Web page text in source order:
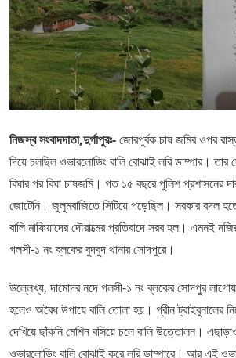
নিজস্ব সংবাদদাতা,দুর্গাপুরঃ-জোরপুর্বক চাষ জমির ওপর
দিয়ে চলছিল ওভারলোডিং বালি বোঝাই লরি ডাম্পার। তার
বিঘার পর বিঘা চাষজমি। গত ১৫ বছরে পুলিশ প্রশাসনের
জোটেনি। জুলুমবাজিতে সিটিয়ে পড়েছিল। সরকার বদল
বালি মাফিয়াদের দৌরাত্মের প্রতিবাদে সরব হল। এমনই
গলসী-১ নং ব্লকের বুদবুদ থানার সোদপুরে।
উল্লেখ্য, দামোদর নদে গলসী-১ নং ব্লকের সোদপুর লাগোয়া
হলেও অবৈধ উপায়ে বালি তোলা হয়। গ্রীন ট্রাইবুনালের
দেখিয়ে ছাঁকনি মেশিন বসিয়ে চলে বালি উত্তোলন।
ওভারলোডিং বালি বোঝাই করে লরি ডাম্পারে। আর এই